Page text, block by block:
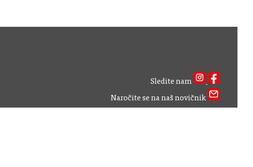
Sledite nam
Naročite se na naš novičnik